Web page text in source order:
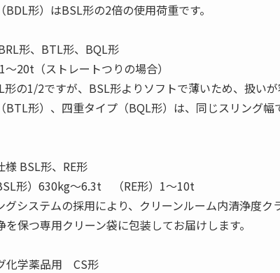
形）はBSL形の2倍の使用荷重です。
形、BTL形、BQL形
20t（ストレートつりの場合）
の1/2ですが、BSL形よりソフトで薄いため、扱いが
BTL形）、四重タイプ（BQL形）は、同じスリング
BSL形、RE形
形）630kg〜6.3t （RE形）1〜10t
グシステムの採用により、クリーンルーム内清浄度ク
保つ専用クリーン袋に包装してお届けします。
化学薬品用 CS形